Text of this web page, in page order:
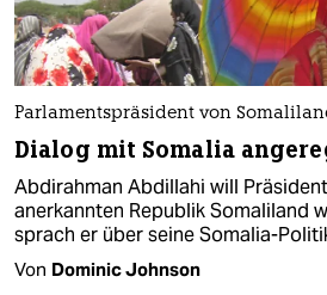
Parlamentspräsident von
Dialog mit Somalia
Abdirahman Abdillahi will
anerkannten Republik Somaliland
sprach er über seine Somalia-
Von Dominic Johnson